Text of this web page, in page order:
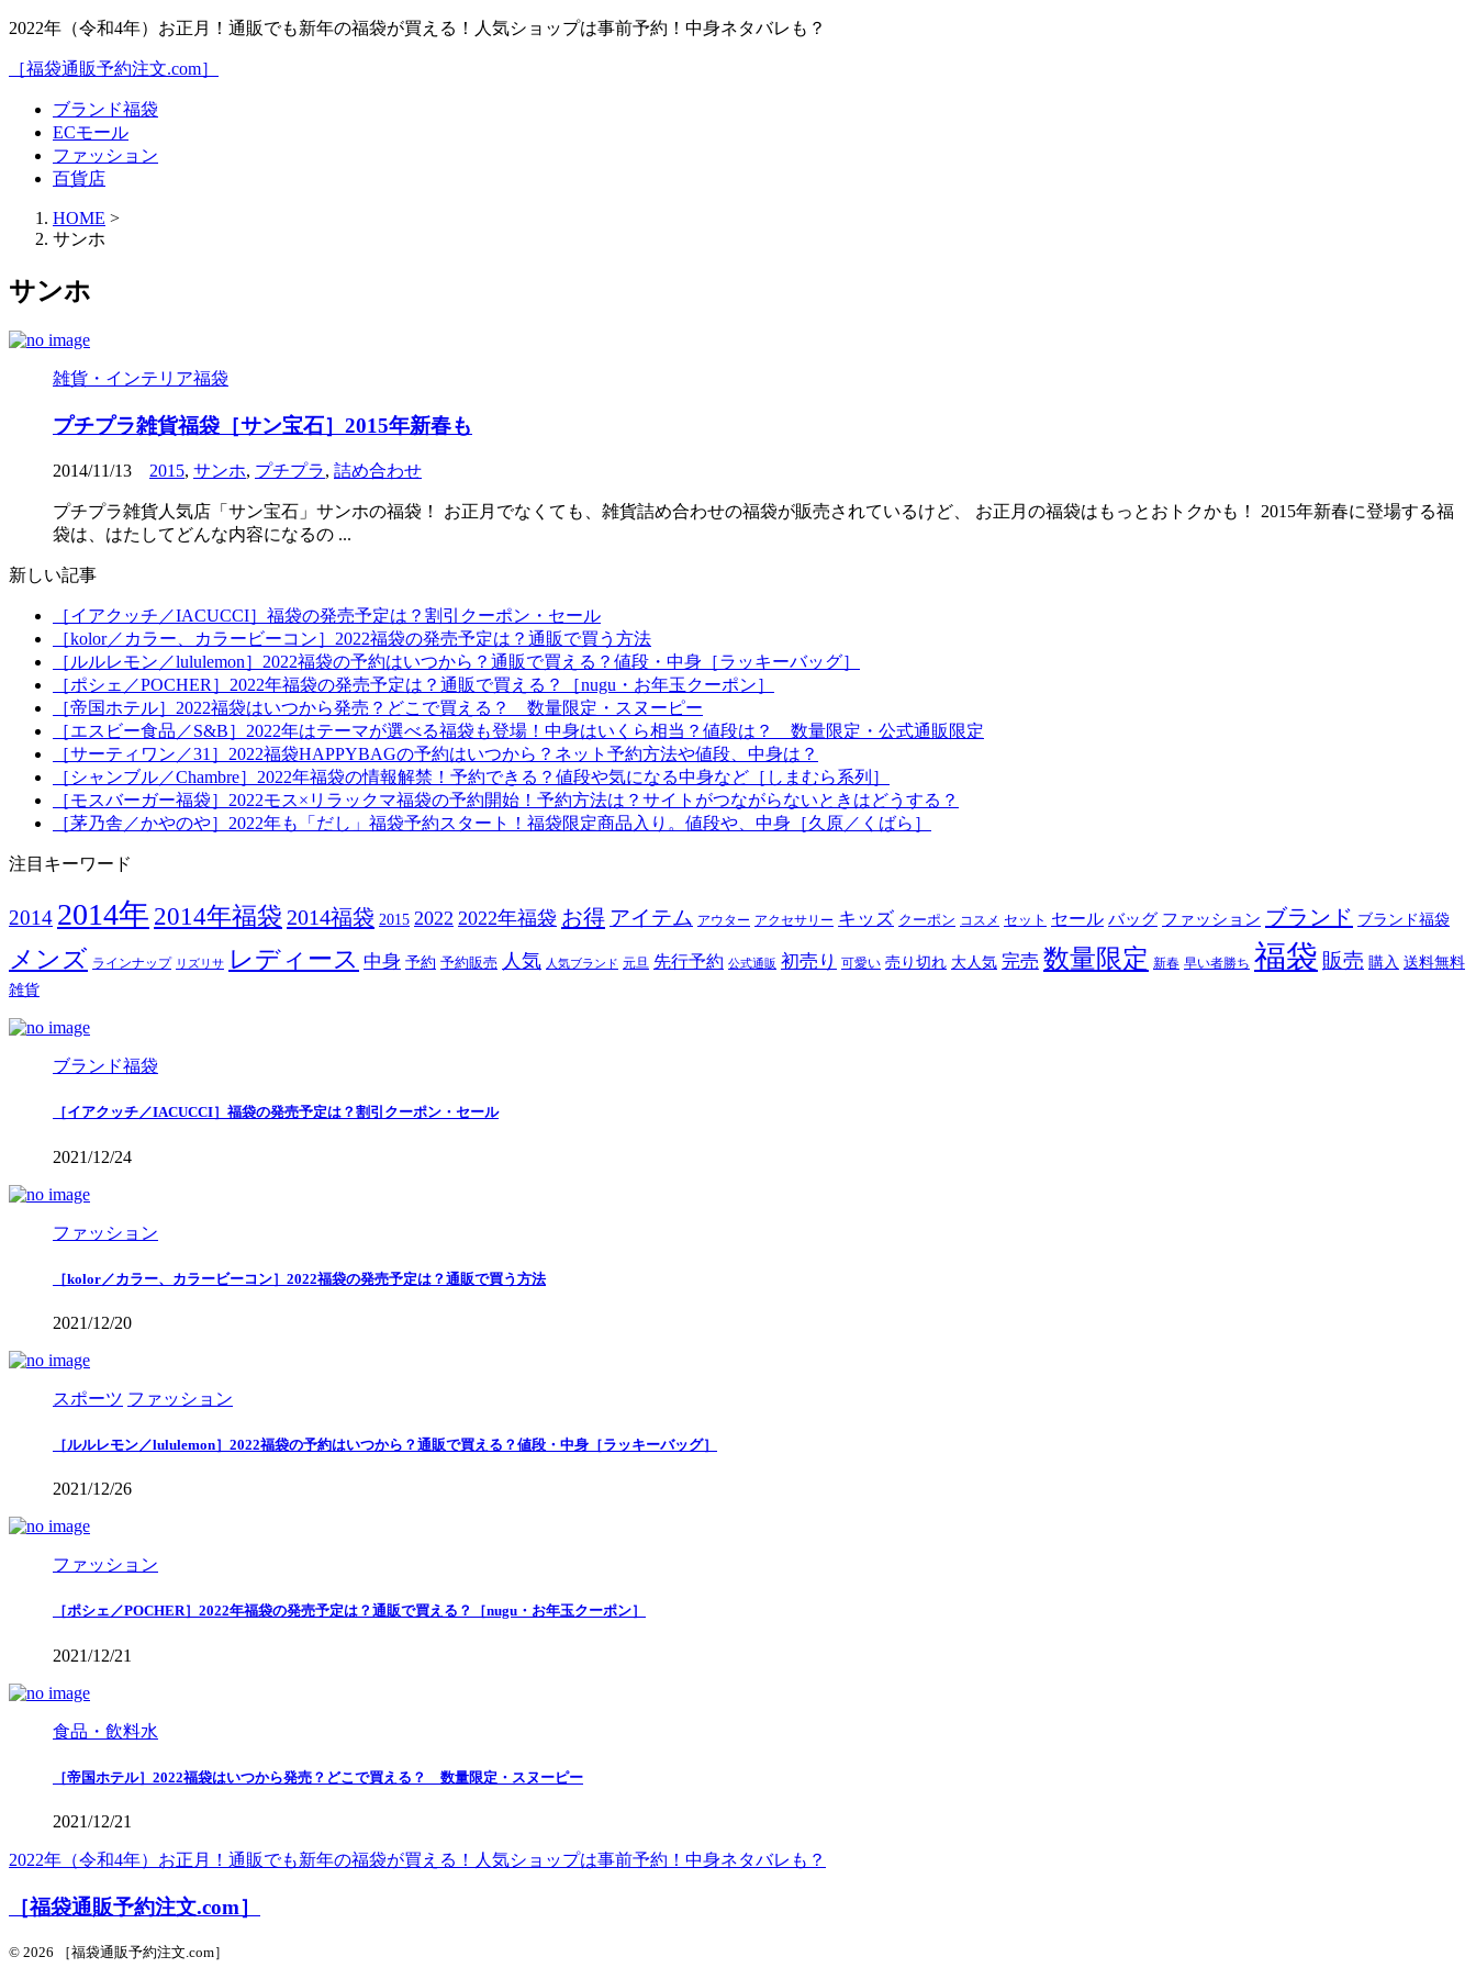
2022年（令和4年）お正月！通販でも新年の福袋が買える！人気ショップは事前予約！中身ネタバレも？
［福袋通販予約注文.com］
ブランド福袋
ECモール
ファッション
百貨店
HOME >
サンホ
サンホ
雑貨・インテリア福袋
プチプラ雑貨福袋［サン宝石］2015年新春も
2014/11/13 2015, サンホ, プチプラ, 詰め合わせ
プチプラ雑貨人気店「サン宝石」サンホの福袋！ お正月でなくても、雑貨詰め合わせの福袋が販売されているけど、 お正月の福袋はもっとおトクかも！ 2015年新春に登場する福
袋は、はたしてどんな内容になるの ...
新しい記事
［イアクッチ／IACUCCI］福袋の発売予定は？割引クーポン・セール
［kolor／カラー、カラービーコン］2022福袋の発売予定は？通販で買う方法
［ルルレモン／lululemon］2022福袋の予約はいつから？通販で買える？値段・中身［ラッキーバッグ］
［ポシェ／POCHER］2022年福袋の発売予定は？通販で買える？［nugu・お年玉クーポン］
［帝国ホテル］2022福袋はいつから発売？どこで買える？ 数量限定・スヌーピー
［エスビー食品／S&B］2022年はテーマが選べる福袋も登場！中身はいくら相当？値段は？ 数量限定・公式通販限定
［サーティワン／31］2022福袋HAPPYBAGの予約はいつから？ネット予約方法や値段、中身は？
［シャンブル／Chambre］2022年福袋の情報解禁！予約できる？値段や気になる中身など［しまむら系列］
［モスバーガー福袋］2022モス×リラックマ福袋の予約開始！予約方法は？サイトがつながらないときはどうする？
［茅乃舎／かやのや］2022年も「だし」福袋予約スタート！福袋限定商品入り。値段や、中身［久原／くばら］
注目キーワード
2014 2014年 2014年福袋 2014福袋 2015 2022 2022年福袋 お得 アイテム アウター アクセサリー キッズ クーポン コスメ セット セール バッグ ファッション ブランド ブランド福袋
メンズ ラインナップ リズリサ レディース 中身 予約 予約販売 人気 人気ブランド 元旦 先行予約 公式通販 初売り 可愛い 売り切れ 大人気 完売 数量限定 新春 早い者勝ち 福袋 販売 購入 送料無料
雑貨
ブランド福袋
［イアクッチ／IACUCCI］福袋の発売予定は？割引クーポン・セール
2021/12/24
ファッション
［kolor／カラー、カラービーコン］2022福袋の発売予定は？通販で買う方法
2021/12/20
スポーツ ファッション
［ルルレモン／lululemon］2022福袋の予約はいつから？通販で買える？値段・中身［ラッキーバッグ］
2021/12/26
ファッション
［ポシェ／POCHER］2022年福袋の発売予定は？通販で買える？［nugu・お年玉クーポン］
2021/12/21
食品・飲料水
［帝国ホテル］2022福袋はいつから発売？どこで買える？ 数量限定・スヌーピー
2021/12/21
2022年（令和4年）お正月！通販でも新年の福袋が買える！人気ショップは事前予約！中身ネタバレも？
［福袋通販予約注文.com］
© 2026 ［福袋通販予約注文.com］